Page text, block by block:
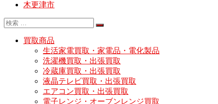
木更津市
買取商品
生活家電買取・家電品・電化製品
洗濯機買取・出張買取
冷蔵庫買取・出張買取
液晶テレビ買取・出張買取
エアコン買取・出張買取
電子レンジ・オーブンレンジ買取